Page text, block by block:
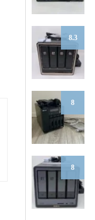
8.3
8
8